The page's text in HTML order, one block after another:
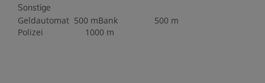
Sonstige
Geldautomat 500 mBank
500 m
Polizei
1000 m